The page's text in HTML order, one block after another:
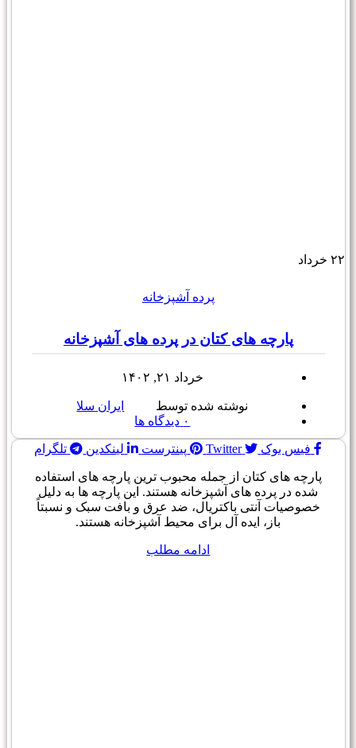
۲۲ خرداد
پرده آشپزخانه
پارچه های کتان در پرده های آشپزخانه
خرداد ۲۱, ۱۴۰۲
نوشته شده توسط
ایران سلا
۰ دیدگاه ها
فیس بوک Twitter پینترست لینکدین تلگرام
پارچه های کتان از جمله محبوب ترین پارچه های استفاده
شده در پرده های آشپزخانه هستند. این پارچه ها به دلیل
خصوصیات آنتی باکتریال، ضد عرق و بافت سبک و نسبتاً
باز، ایده آل برای محیط آشپزخانه هستند.
ادامه مطلب